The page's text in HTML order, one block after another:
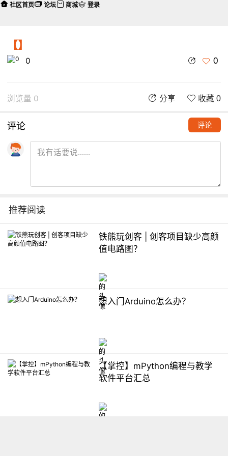
【】
0 0
浏览量 0 分享 收藏 0
评论 评论
推荐阅读
铁熊玩创客 | 创客项目缺少高颜
值电路图？
想入门Arduino怎么办？
【掌控】mPython编程与教学
软件平台汇总
社区首页 论坛 商城 登录